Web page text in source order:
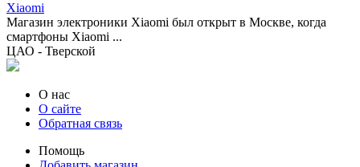
Xiaomi
Магазин электроники Xiaomi был открыт в Москве, когда
смартфоны Xiaomi ...
ЦАО - Тверской
О нас
О сайте
Обратная связь
Помощь